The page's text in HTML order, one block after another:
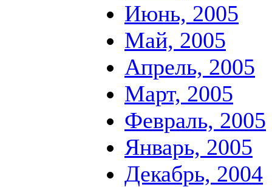
Июнь, 2005
Май, 2005
Апрель, 2005
Март, 2005
Февраль, 2005
Январь, 2005
Декабрь, 2004